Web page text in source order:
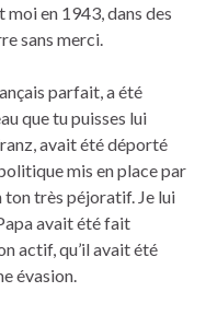
moi en 1943, dans des
sans merci.
parfait, a été
que tu puisses lui
avait été déporté
mis en place par
ton très péjoratif. Je lui
avait été fait
actif, qu’il avait été
évasion.